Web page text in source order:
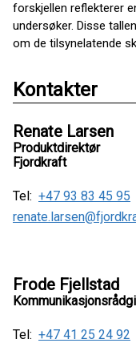
forskjellen reflekterer
undersøker. Disse
om de tilsynelatende
Kontakter
Renate Larsen
Produktdirektør
Fjordkraft
Tel: +47 93 83 45 95
Frode Fjellstad
Tel: +47 41 25 24 92